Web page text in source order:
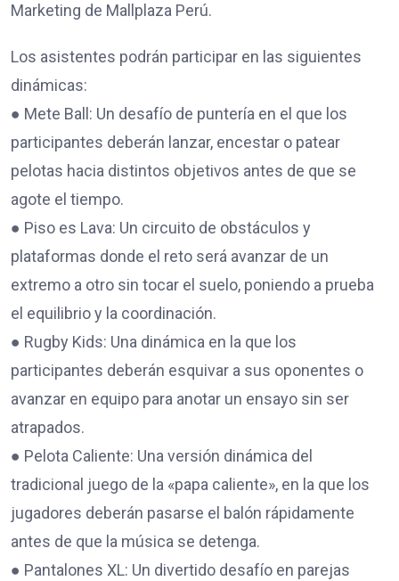
Marketing de Mallplaza Perú.
Los asistentes podrán participar en las siguientes
dinámicas:
● Mete Ball: Un desafío de puntería en el que los
participantes deberán lanzar, encestar o patear
pelotas hacia distintos objetivos antes de que se
agote el tiempo.
● Piso es Lava: Un circuito de obstáculos y
plataformas donde el reto será avanzar de un
extremo a otro sin tocar el suelo, poniendo a prueba
el equilibrio y la coordinación.
● Rugby Kids: Una dinámica en la que los
participantes deberán esquivar a sus oponentes o
avanzar en equipo para anotar un ensayo sin ser
atrapados.
● Pelota Caliente: Una versión dinámica del
tradicional juego de la «papa caliente», en la que los
jugadores deberán pasarse el balón rápidamente
antes de que la música se detenga.
● Pantalones XL: Un divertido desafío en parejas